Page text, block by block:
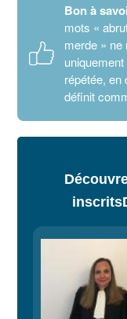
Bon à
mots «
merde » ne
répétée, en
définit
inscrits